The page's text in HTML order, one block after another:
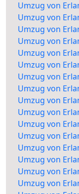
Umzug von
Umzug von
Umzug von
Umzug von
Umzug von
Umzug von
Umzug von
Umzug von
Umzug von
Umzug von
Umzug von
Umzug von
Umzug von
Umzug von
Umzug von
Umzug von